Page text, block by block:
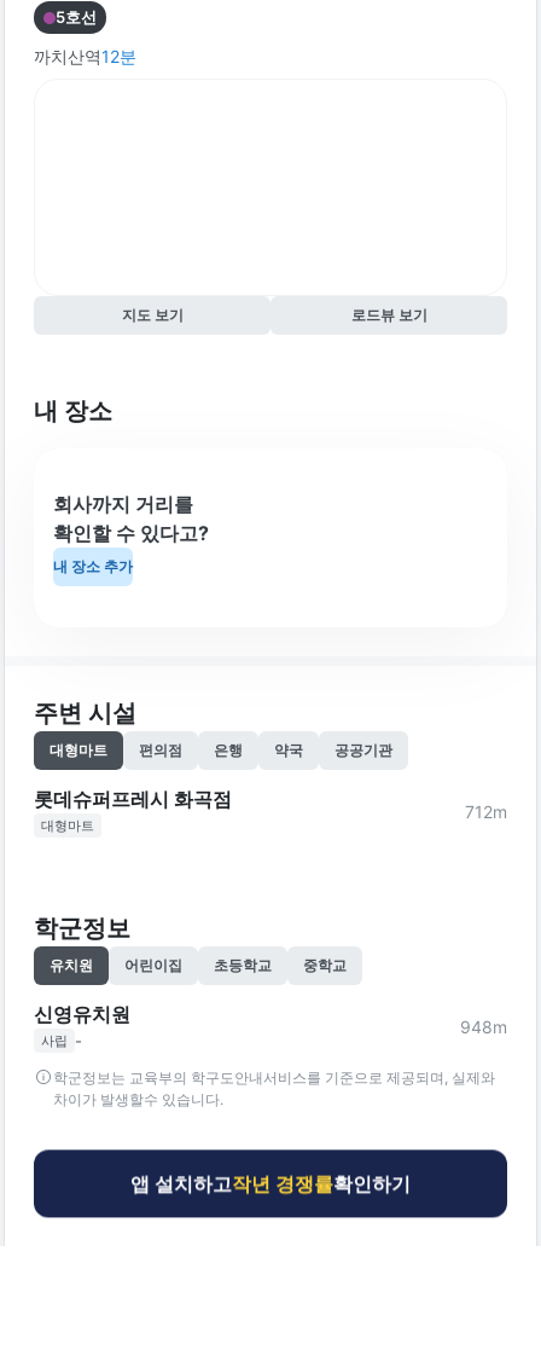
5호선
까치산역12분
지도 보기 로드뷰 보기
내 장소
회사까지 거리를
확인할 수 있다고?
내 장소 추가
주변 시설
대형마트 편의점 은행 약국 공공기관
롯데슈퍼프레시 화곡점
대형마트
712m
학군정보
유치원 어린이집 초등학교 중학교
신영유치원
사립 -
948m
학군정보는 교육부의 학구도안내서비스를 기준으로 제공되며, 실제와
차이가 발생할수 있습니다.
앱 설치하고작년 경쟁률확인하기